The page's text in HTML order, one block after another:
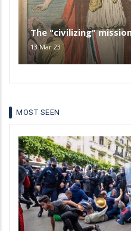
The "civilizing"
13 Mar 23
MOST SEEN